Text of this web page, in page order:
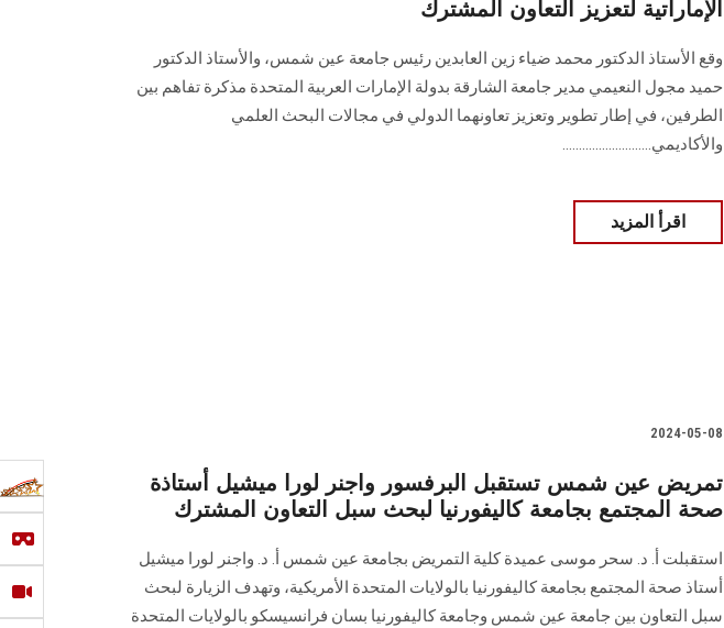
الإماراتية لتعزيز التعاون المشترك
وقع الأستاذ الدكتور محمد ضياء زين العابدين رئيس جامعة عين شمس، والأستاذ الدكتور
حميد مجول النعيمي مدير جامعة الشارقة بدولة الإمارات العربية المتحدة مذكرة تفاهم بين
الطرفين، في إطار تطوير وتعزيز تعاونهما الدولي في مجالات البحث العلمي
والأكاديمي...........................
اقرأ المزيد
2024-05-08
تمريض عين شمس تستقبل البرفسور واجنر لورا ميشيل أستاذة
صحة المجتمع بجامعة كاليفورنيا لبحث سبل التعاون المشترك
استقبلت أ. د. سحر موسى عميدة كلية التمريض بجامعة عين شمس أ. د. واجنر لورا ميشيل
‏أستاذ صحة المجتمع بجامعة كاليفورنيا بالولايات المتحدة الأمريكية،‎ ‎وتهدف الزيارة لبحث
سبل التعاون بين جامعة عين شمس وجامعة كاليفورنيا بسان فرانسيسكو ‏بالولايات المتحدة